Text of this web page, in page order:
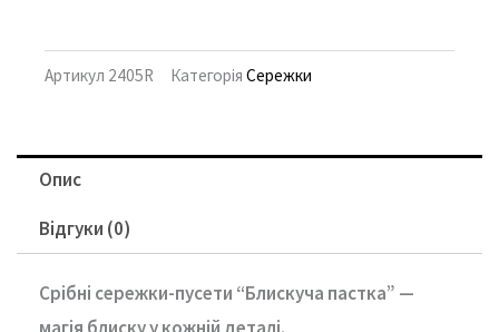
Артикул 2405R Категорія Сережки
Опис
Відгуки (0)
Срібні сережки-пусети “Блискуча пастка” —